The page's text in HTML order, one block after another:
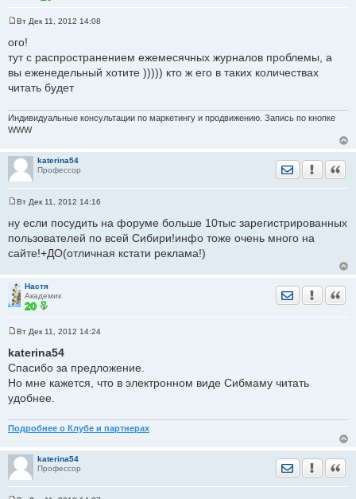
о
б
е
н
Вт Дек 11, 2012 14:08
ого!
тут с распространением ежемесячных журналов проблемы, а
вы еженедельный хотите ))))) кто ж его в таких количествах
читать будет
Индивидуальные консультации по маркетингу и продвижению. Запись по кнопке
WWW
katerina54
Профессор
Отправить
о
б
щ
е
и
е
Вт Дек 11, 2012 14:16
ну если посудить на форуме больше 10тыс зарегистрированных
пользователей по всей Сибири!инфо тоже очень много на
сайте!+ДО(отличная кстати реклама!)
Настя
Академик
Отправить
о
б
е
н
и
Вт Дек 11, 2012 14:24
katerina54
Спасибо за предложение.
Но мне кажется, что в электронном виде Сибмаму читать
удобнее.
Подробнее о Клубе и партнерах
katerina54
Профессор
Отправить